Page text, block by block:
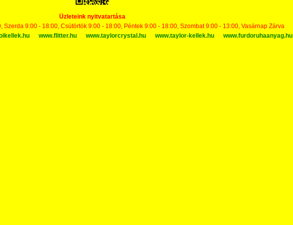
Üzleteink nyitvatartása
Szerda 9:00 - 18:00, Csütörtök 9:00 - 18:00, Péntek 9:00 - 18:00, Szombat 9:00 - 13:00, Vasárnap Zárva
www.flitter.hu www.taylorcrystal.hu www.taylor-kellek.hu www.furdoruhaanyag.hu